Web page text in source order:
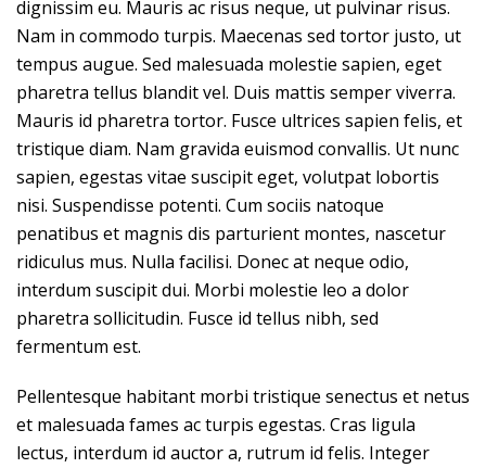
dignissim eu. Mauris ac risus neque, ut pulvinar risus.
Nam in commodo turpis. Maecenas sed tortor justo, ut
tempus augue. Sed malesuada molestie sapien, eget
pharetra tellus blandit vel. Duis mattis semper viverra.
Mauris id pharetra tortor. Fusce ultrices sapien felis, et
tristique diam. Nam gravida euismod convallis. Ut nunc
sapien, egestas vitae suscipit eget, volutpat lobortis
nisi. Suspendisse potenti. Cum sociis natoque
penatibus et magnis dis parturient montes, nascetur
ridiculus mus. Nulla facilisi. Donec at neque odio,
interdum suscipit dui. Morbi molestie leo a dolor
pharetra sollicitudin. Fusce id tellus nibh, sed
fermentum est.
Pellentesque habitant morbi tristique senectus et netus
et malesuada fames ac turpis egestas. Cras ligula
lectus, interdum id auctor a, rutrum id felis. Integer